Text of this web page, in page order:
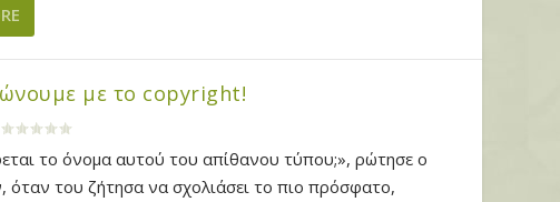
με το copyright!
το όνομα αυτού του απίθανου τύπου;», ρώτησε ο
όταν του ζήτησα να σχολιάσει το πιο πρόσφατο,